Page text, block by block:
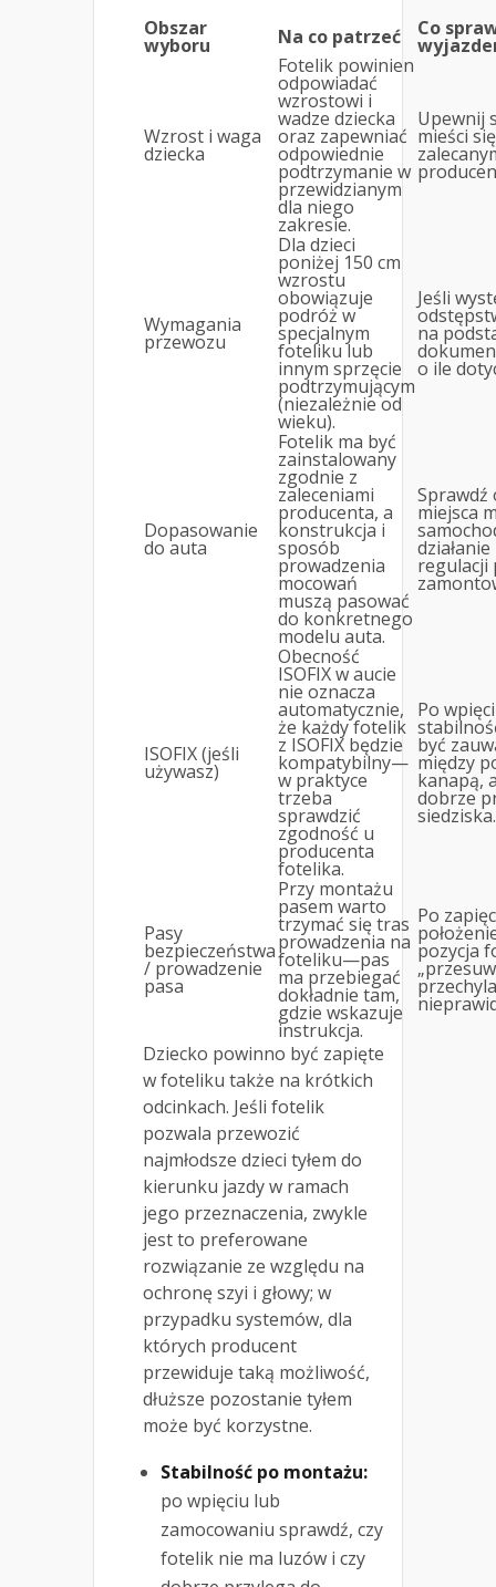
Obszar
wyboru Na co patrzeć Co
Wzrost i waga
dziecka
Fotelik powinien
odpowiadać
wzrostowi i
wadze dziecka
oraz zapewniać
odpowiednie
podtrzymanie w
przewidzianym
dla niego
zakresie.
Upewnij
mieści
Wymagania
przewozu
Dla dzieci
poniżej 150 cm
wzrostu
obowiązuje
podróż w
specjalnym
foteliku lub
innym sprzęcie
podtrzymującym
(niezależnie od
wieku).
Jeśli
na
o ile
Dopasowanie
do auta
Fotelik ma być
zainstalowany
zgodnie z
zaleceniami
producenta, a
konstrukcja i
sposób
prowadzenia
mocowań
muszą pasować
do konkretnego
modelu auta.
Sprawdź
miejsca
regulacji
ISOFIX (jeśli
używasz)
Obecność
ISOFIX w aucie
nie oznacza
automatycznie,
że każdy fotelik
z ISOFIX będzie
kompatybilny—
w praktyce
trzeba
sprawdzić
zgodność u
producenta
fotelika.
Po
być
między
kanapą,
dobrze
siedziska.
Pasy
bezpieczeństwa
/ prowadzenie
pasa
Przy montażu
pasem warto
trzymać się tras
prowadzenia na
foteliku—pas
ma przebiegać
dokładnie tam,
gdzie wskazuje
instrukcja.
Po
pozycja
Dziecko powinno być zapięte
w foteliku także na krótkich
odcinkach. Jeśli fotelik
pozwala przewozić
najmłodsze dzieci tyłem do
kierunku jazdy w ramach
jego przeznaczenia, zwykle
jest to preferowane
rozwiązanie ze względu na
ochronę szyi i głowy; w
przypadku systemów, dla
których producent
przewiduje taką możliwość,
dłuższe pozostanie tyłem
może być korzystne.
Stabilność po montażu:
po wpięciu lub
zamocowaniu sprawdź, czy
fotelik nie ma luzów i czy